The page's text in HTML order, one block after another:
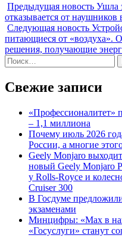
Предыдущая новость Ушла
отказывается от наушников
Следующая новость
питающиеся от «воздуха».
решения, получающие
Найти:
Свежие записи
«Профессионалитет»
– 1,1 миллиона
Почему июль 2026
России, а многие
Geely Monjaro
новый Geely Monjaro
у Rolls-Royce и
Cruiser 300
В Госдуме
экзаменами
Минцифры: «Max в
«Госуслуги» станут